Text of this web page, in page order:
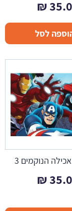
35.0
₪
לסל
הנוקמים 3
35.0
₪